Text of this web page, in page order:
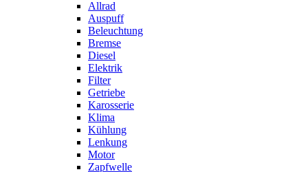
Allrad
Auspuff
Beleuchtung
Bremse
Diesel
Elektrik
Filter
Getriebe
Karosserie
Klima
Kühlung
Lenkung
Motor
Zapfwelle